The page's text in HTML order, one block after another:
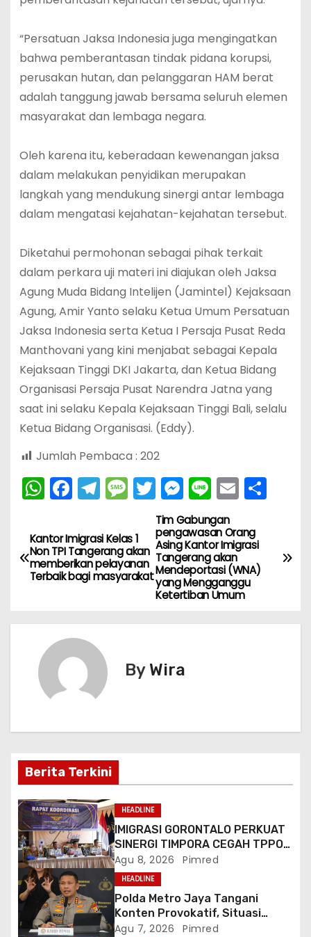
“Persatuan Jaksa Indonesia juga mengingatkan
bahwa pemberantasan tindak pidana korupsi,
perusakan hutan, dan pelanggaran HAM berat
adalah tanggung jawab bersama seluruh elemen
masyarakat dan lembaga negara.
Oleh karena itu, keberadaan kewenangan jaksa
dalam melakukan penyidikan merupakan
langkah yang mendukung sinergi antar lembaga
dalam mengatasi kejahatan-kejahatan tersebut.
Diketahui permohonan sebagai pihak terkait
dalam perkara uji materi ini diajukan oleh Jaksa
Agung Muda Bidang Intelijen (Jamintel) Kejaksaan
Agung, Amir Yanto selaku Ketua Umum Persatuan
Jaksa Indonesia serta Ketua I Persaja Pusat Reda
Manthovani yang kini menjabat sebagai Kepala
Kejaksaan Tinggi DKI Jakarta, dan Ketua Bidang
Organisasi Persaja Pusat Narendra Jatna yang
saat ini selaku Kepala Kejaksaan Tinggi Bali, selalu
Ketua Bidang Organisasi. (Eddy).
Jumlah Pembaca : 202
W
a
ts
A
p
F
c
e
b
o
k
T
e
gr
a
M
s
s
a
e
T
w
itt
er
M
e
s
s
e
n
g
Li
n
e
E
ai
l
S
N
a
i
p
o
s
Tim Gabungan
pengawasan Orang
Asing Kantor Imigrasi
Tangerang akan
Mendeportasi (WNA)
yang Mengganggu
Ketertiban Umum
Kantor Imigrasi Kelas 1
Non TPI Tangerang akan
memberikan pelayanan
Terbaik bagi masyarakat
By Wira
Berita Terkini
HEADLINE
IMIGRASI GORONTALO PERKUAT
SINERGI TIMPORA CEGAH TPPO
DAN AWASI AKTIVITAS ORANG
ASING DI GORONTALO UTARA
Agu 8, 2026 Pimred
HEADLINE
Polda Metro Jaya Tangani
Konten Provokatif, Situasi
Jakarta Tetap Kondusif
Agu 7, 2026 Pimred